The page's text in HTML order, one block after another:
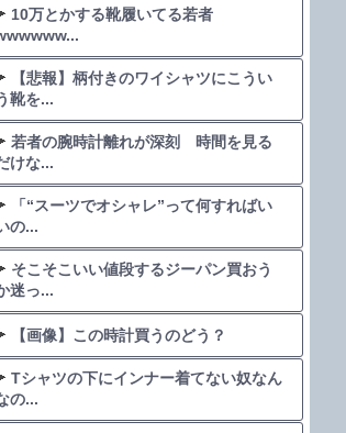
10万とかする靴履いてる若者
【悲報】柄付きのワイシャツにこうい
靴を...
若者の腕時計離れが深刻 時間を見る
けな...
「“スーツでオシャレ”って何すればい
の...
そこそこいい値段するジーパン買おう
迷っ...
【画像】この時計買うのどう？
Tシャツの下にインナー着てない奴なん
の...